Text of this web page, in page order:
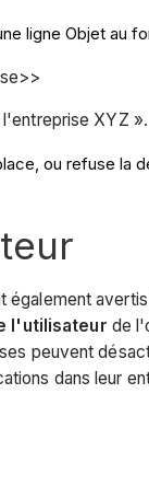
ligne Objet au
XYZ ».
ou refuse la
l'utilisateur de
peuvent
dans leur